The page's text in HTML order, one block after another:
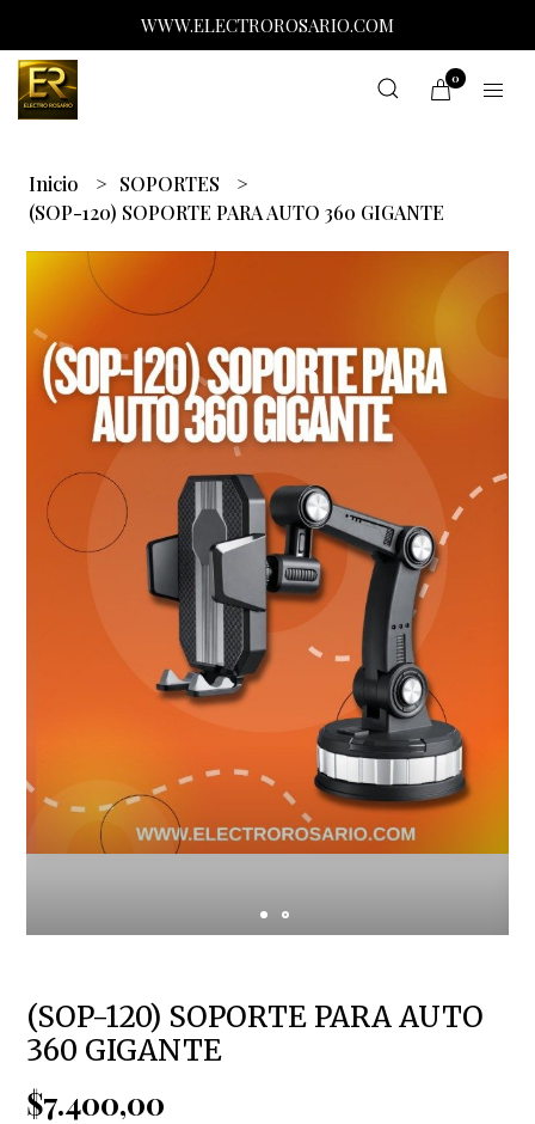
WWW.ELECTROROSARIO.COM
0
Inicio
SOPORTES
(SOP-120) SOPORTE PARA AUTO 360 GIGANTE
(SOP-120) SOPORTE PARA AUTO
360 GIGANTE
$7.400,00